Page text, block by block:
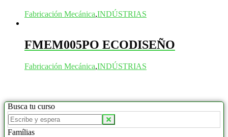
Fabricación Mecánica,INDÚSTRIAS
FMEM005PO ECODISEÑO
Fabricación Mecánica,INDÚSTRIAS
Busca tu curso
Buscar
productos:
Famílias